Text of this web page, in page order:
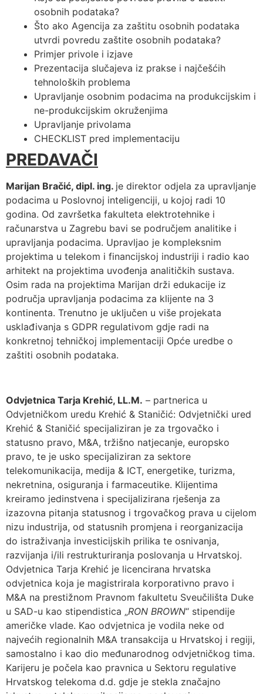
osobnih podataka?
Što ako Agencija za zaštitu osobnih podataka
utvrdi povredu zaštite osobnih podataka?
Primjer privole i izjave
Prezentacija slučajeva iz prakse i najčešćih
tehnoloških problema
Upravljanje osobnim podacima na produkcijskim i
ne-produkcijskim okruženjima
Upravljanje privolama
CHECKLIST pred implementaciju
PREDAVAČI
Marijan Bračić, dipl. ing. je direktor odjela za upravljanje
podacima u Poslovnoj inteligenciji, u kojoj radi 10
godina. Od završetka fakulteta elektrotehnike i
računarstva u Zagrebu bavi se područjem analitike i
upravljanja podacima. Upravljao je kompleksnim
projektima u telekom i financijskoj industriji i radio kao
arhitekt na projektima uvođenja analitičkih sustava.
Osim rada na projektima Marijan drži edukacije iz
područja upravljanja podacima za klijente na 3
kontinenta. Trenutno je uključen u više projekata
usklađivanja s GDPR regulativom gdje radi na
konkretnoj tehničkoj implementaciji Opće uredbe o
zaštiti osobnih podataka.
Odvjetnica Tarja Krehić, LL.M. – partnerica u
Odvjetničkom uredu Krehić & Staničić: Odvjetnički ured
Krehić & Staničić specijaliziran je za trgovačko i
statusno pravo, M&A, tržišno natjecanje, europsko
pravo, te je usko specijaliziran za sektore
telekomunikacija, medija & ICT, energetike, turizma,
nekretnina, osiguranja i farmaceutike. Klijentima
kreiramo jedinstvena i specijalizirana rješenja za
izazovna pitanja statusnog i trgovačkog prava u cijelom
nizu industrija, od statusnih promjena i reorganizacija
do istraživanja investicijskih prilika te osnivanja,
razvijanja i/ili restrukturiranja poslovanja u Hrvatskoj.
Odvjetnica Tarja Krehić je licencirana hrvatska
odvjetnica koja je magistrirala korporativno pravo i
M&A na prestižnom Pravnom fakultetu Sveučilišta Duke
u SAD-u kao stipendistica „RON BROWN“ stipendije
američke vlade. Kao odvjetnica je vodila neke od
najvećih regionalnih M&A transakcija u Hrvatskoj i regiji,
samostalno i kao dio međunarodnog odvjetničkog tima.
Karijeru je počela kao pravnica u Sektoru regulative
Hrvatskog telekoma d.d. gdje je stekla značajno